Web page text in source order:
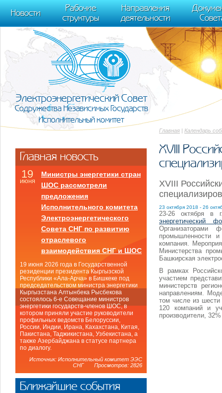
m[i].l=1*new Date(); for (var j = 0; j < document.scripts.length; j++) {if
[0],k.async=1,k.src=r,a.parentNode.insertBefore(k,a)}) (window,
trackLinks:true, accurateTrackBounce:true });
Новости
Рабочие
структуры
Направления
деятельности
Электроэнергетический Совет
Содружества Независимых Государств
Исполнительный комитет
Главная | Календарь
XVIII
XVIII
23 октября 2018 - 26
23-26 октября в
энергетический
Организаторами
промышленности и
компания.
Министерства
Башкирская
В рамках
участием
министерств
направлениям.
том числе из шести
120 компаний и
производители,
Главная новость
19
июня
Министры энергетики стран
ШОС рассмотрели
предложения
Исполнительного комитета
Электроэнергетического
Совета СНГ по развитию
отраслевого
взаимодействия СНГ и ШОС
19 июня 2026 года в Государственной
резиденции президента Кыргызской
Республики «Ала-Арча» в Бишкеке под
председательством министра энергетики
Кыргызстана Алтынбека Рысбекова
состоялось 6-е Совещание министров
энергетики государств-членов ШОС, в
котором приняли участие руководители
профильных ведомств Белоруссии,
России, Индии, Ирана, Кахахстана, Китая,
Пакистана, Таджикистана, Узбекистана, а
также Азербайджана в статусе партнера
по диалогу.
Источник: Исполнительный комитет ЭЭС
СНГ Просмотров: 2826
Ближайшие события